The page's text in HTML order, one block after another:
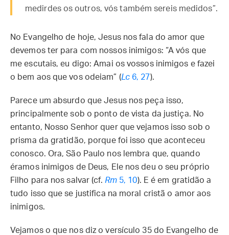
medirdes os outros, vós também sereis medidos”.
No Evangelho de hoje, Jesus nos fala do amor que
devemos ter para com nossos inimigos: “A vós que
me escutais, eu digo: Amai os vossos inimigos e fazei
o bem aos que vos odeiam” (Lc6, 27).
Parece um absurdo que Jesus nos peça isso,
principalmente sob o ponto de vista da justiça. No
entanto, Nosso Senhor quer que vejamos isso sob o
prisma da gratidão, porque foi isso que aconteceu
conosco. Ora, São Paulo nos lembra que, quando
éramos inimigos de Deus, Ele nos deu o seu próprio
Filho para nos salvar (cf. Rm5, 10). E é em gratidão a
tudo isso que se justifica na moral cristã o amor aos
inimigos.
Vejamos o que nos diz o versículo 35 do Evangelho de